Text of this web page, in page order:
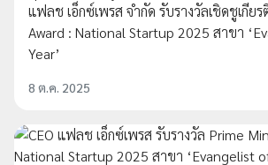
แฟลช เอ็กซ์เพรส จำกัด รับรางวัลเชิดชูเกีย
Award : National Startup 2025 สาขา
Year’
8 ต.ค. 2025